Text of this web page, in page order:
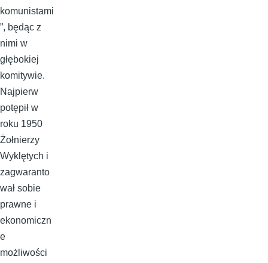
komunistami
”, będąc z
nimi w
głębokiej
komitywie.
Najpierw
potępił w
roku 1950
Żołnierzy
Wyklętych i
zagwaranto
wał sobie
prawne i
ekonomiczn
e
możliwości